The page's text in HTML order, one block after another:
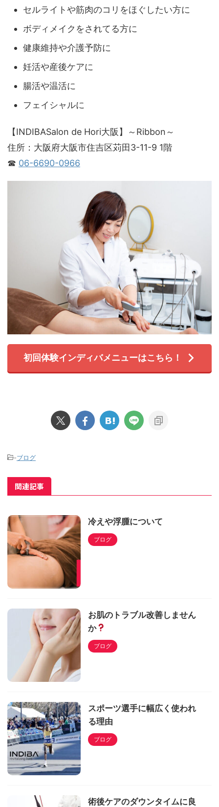
セルライトや筋肉のコリをほぐしたい方に
ボディメイクをされてる方に
健康維持や介護予防に
妊活や産後ケアに
腸活や温活に
フェイシャルに
【INDIBASalon de Hori大阪】～Ribbon～
住所：大阪府大阪市住吉区苅田3-11-9 1階
☎ 06-6690-0966
初回体験インディバメニューはこちら！
-ブログ
関連記事
冷えや浮腫について
ブログ
お肌のトラブル改善しません
か
ブログ
スポーツ選手に幅広く使われ
る理由
ブログ
術後ケアのダウンタイムに良